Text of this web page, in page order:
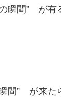
瞬間” が有
間” が来た